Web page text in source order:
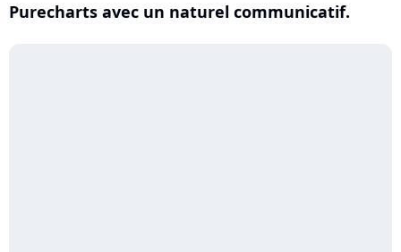
Purecharts avec un naturel communicatif.